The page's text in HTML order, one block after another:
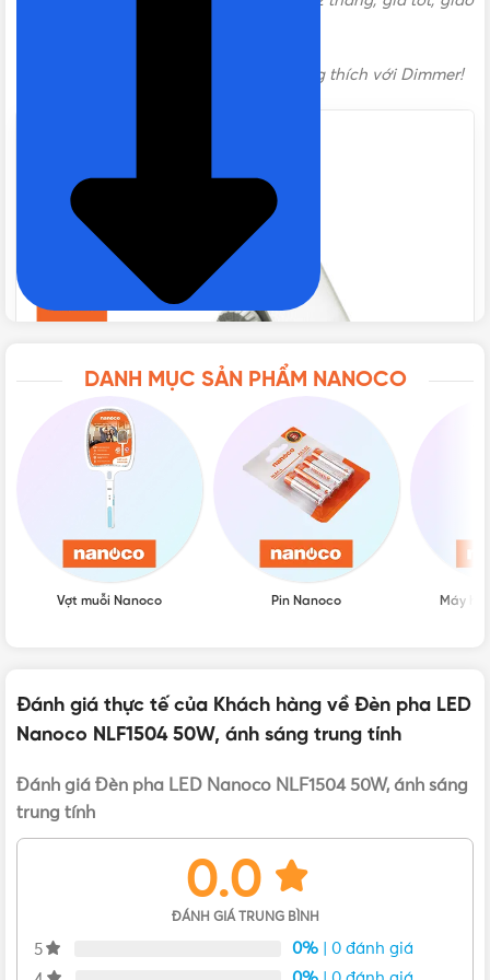
GÓC CHIẾU
CẤP BẢO VỆ
LOẠI ĐÈN LED
: Sản phẩm đèn này không tương thích với Dimmer!
Đèn pha LED Nanoco NLF1504 50W ánh sáng trung tính 4000K
ánh sáng trung tính Chính hãng, Giá tốt, Uy tín
tư vấn mua sản phẩm Đèn pha LED Nanoco NLF1504 50W,
ánh sáng trung tính chính hãng với giá tốt nhất nhé! Rất
DANH MỤC SẢN PHẨM NANOCO
Vợt muỗi Nanoco Pin Nanoco Máy
Đánh giá thực tế của Khách hàng về Đèn pha LED
Nanoco NLF1504 50W, ánh sáng trung tính
Đánh giá Đèn pha LED Nanoco NLF1504 50W, ánh sáng
trung tính
0.0
ĐÁNH GIÁ TRUNG BÌNH
5 0% | 0 đánh giá